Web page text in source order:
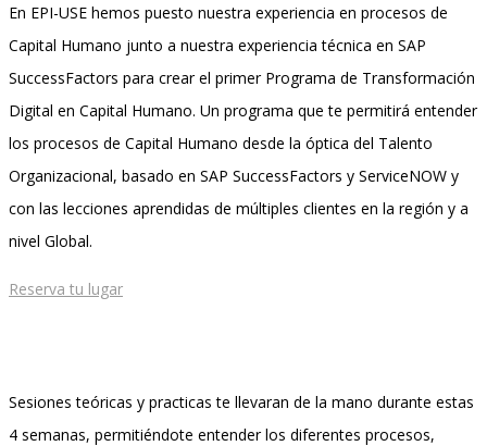
En EPI-USE hemos puesto nuestra experiencia en procesos de
Capital Humano junto a nuestra experiencia técnica en SAP
SuccessFactors para crear el primer Programa de Transformación
Digital en Capital Humano. Un programa que te permitirá entender
los procesos de Capital Humano desde la óptica del Talento
Organizacional, basado en SAP SuccessFactors y ServiceNOW y
con las lecciones aprendidas de múltiples clientes en la región y a
nivel Global.
Reserva tu lugar
Sesiones teóricas y practicas te llevaran de la mano durante estas
4 semanas, permitiéndote entender los diferentes procesos,